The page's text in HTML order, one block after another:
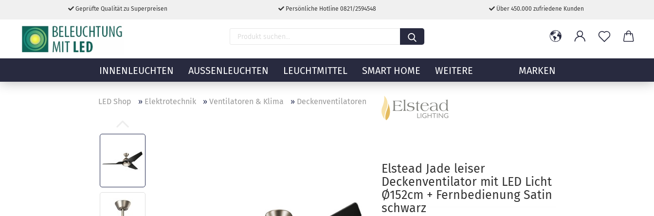
Geprüfte Qualität zu Superpreisen Persönliche Hotline 0821/2594548 Über 450.000 zufriedene Kunden
INNENLEUCHTEN AUSSENLEUCHTEN LEUCHTMITTEL SMART HOME MARKEN
WEITERE
LED Shop » Elektrotechnik » Ventilatoren & Klima » Deckenventilatoren
Elstead Jade leiser
Deckenventilator mit LED Licht
Ø152cm + Fernbedienung Satin
schwarz